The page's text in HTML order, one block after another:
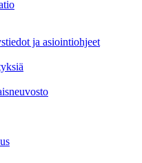
ja asiointiohjeet